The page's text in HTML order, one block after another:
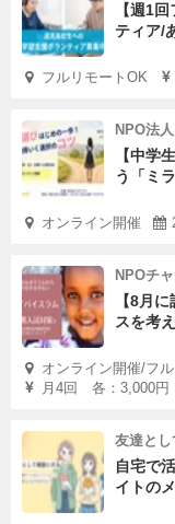
【週1
ティア/
フルリモートOK
NPO法
【中学
う「ミ
オンライン開催
NPOチ
【8月
スを考
オンライン開催/フ
月4回 各：3,000円
友達とし
自宅で
イトの